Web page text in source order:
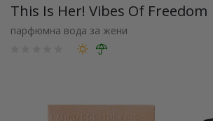
This Is Her! Vibes Of Freedom
парфюмна вода за жени